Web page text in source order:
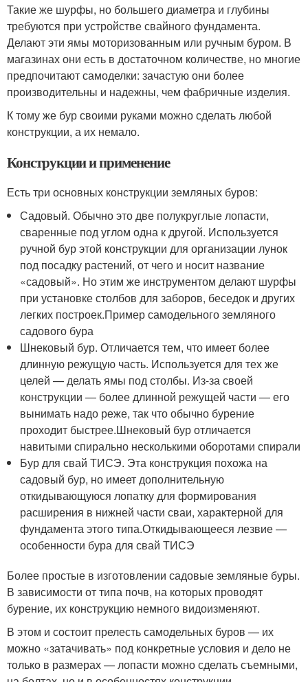
Такие же шурфы, но большего диаметра и глубины
требуются при устройстве свайного фундамента.
Делают эти ямы моторизованным или ручным буром. В
магазинах они есть в достаточном количестве, но многие
предпочитают самоделки: зачастую они более
производительны и надежны, чем фабричные изделия.
К тому же бур своими руками можно сделать любой
конструкции, а их немало.
Конструкции и применение
Есть три основных конструкции земляных буров:
Садовый. Обычно это две полукруглые лопасти,
сваренные под углом одна к другой. Используется
ручной бур этой конструкции для организации лунок
под посадку растений, от чего и носит название
«садовый». Но этим же инструментом делают шурфы
при установке столбов для заборов, беседок и других
легких построек.Пример самодельного земляного
садового бура
Шнековый бур. Отличается тем, что имеет более
длинную режущую часть. Используется для тех же
целей — делать ямы под столбы. Из-за своей
конструкции — более длинной режущей части — его
вынимать надо реже, так что обычно бурение
проходит быстрее.Шнековый бур отличается
навитыми спирально несколькими оборотами спирали
Бур для свай ТИСЭ. Эта конструкция похожа на
садовый бур, но имеет дополнительную
откидывающуюся лопатку для формирования
расширения в нижней части сваи, характерной для
фундамента этого типа.Откидывающееся лезвие —
особенности бура для свай ТИСЭ
Более простые в изготовлении садовые земляные буры.
В зависимости от типа почв, на которых проводят
бурение, их конструкцию немного видоизменяют.
В этом и состоит прелесть самодельных буров — их
можно «затачивать» под конкретные условия и дело не
только в размерах — лопасти можно сделать съемными,